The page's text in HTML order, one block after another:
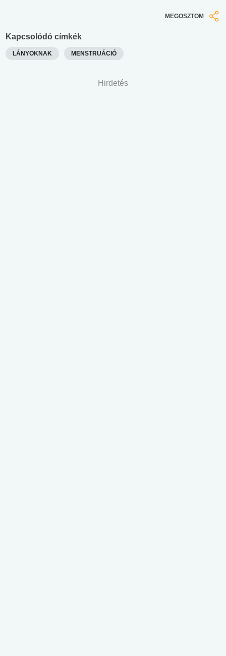
MEGOSZTOM
Kapcsolódó címkék
LÁNYOKNAK MENSTRUÁCIÓ
Hirdetés